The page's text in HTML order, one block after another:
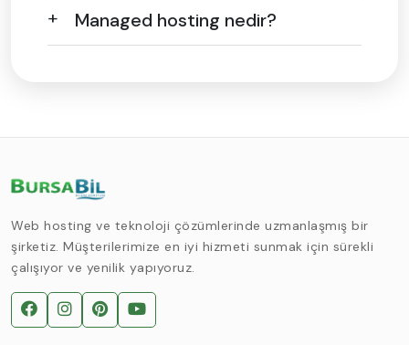
Managed hosting nedir?
Web hosting ve teknoloji çözümlerinde uzmanlaşmış bir
şirketiz. Müşterilerimize en iyi hizmeti sunmak için sürekli
çalışıyor ve yenilik yapıyoruz.